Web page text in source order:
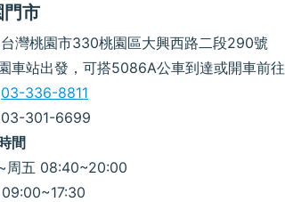
門市
台灣桃園市330桃園區大興西路二段290號
車站出發，可搭5086A公車到達或開車前往
03-336-8811
03-301-6699
間
周五 08:40~20:00
09:00~17:30